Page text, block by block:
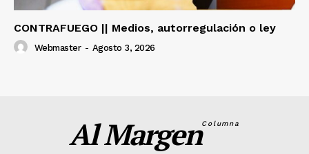
CONTRAFUEGO || Medios, autorregulación o ley
Webmaster - Agosto 3, 2026
Al MargenColumna